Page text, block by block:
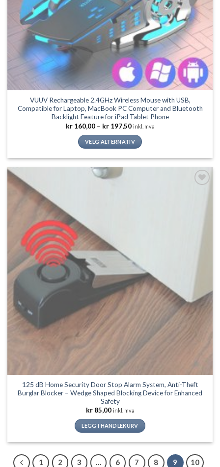
VUUV Rechargeable 2.4GHz Wireless Mouse with USB,
Compatible for Laptop, MacBook PC Computer and Bluetooth
Backlight Feature for iPad Tablet Phone
kr160,00 – kr197,50Prisområde:
til
kr 197,50
inkl. mva
VELG ALTERNATIV
produktsiden
125 dB Home Security Door Stop Alarm System, Anti-Theft
Burglar Blocker – Wedge Shaped Blocking Device for Enhanced
Safety
kr85,00 inkl. mva
LEGG I HANDLEKURV
1 2 3 … 6 7 8 9 10